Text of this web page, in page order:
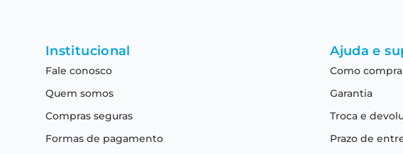
Institucional
Fale conosco
Quem somos
Compras seguras
Formas de pagamento
Ajuda e
Como
Garantia
Troca e
Prazo de